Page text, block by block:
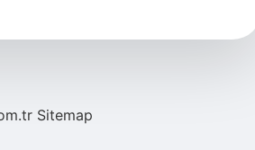
Sitemap